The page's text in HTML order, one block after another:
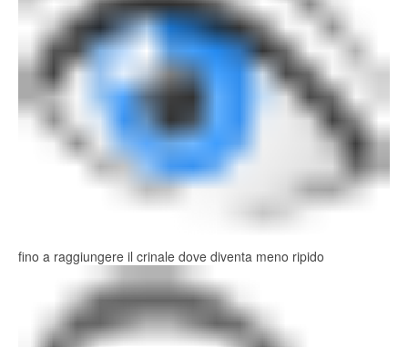
fino a raggiungere il crinale dove diventa meno ripido